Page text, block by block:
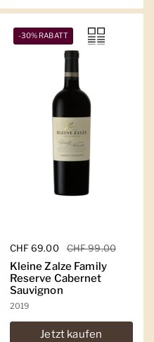
Regulärer Preis
CHF 69.00 Sale-Preis
CHF 99.00
Kleine Zalze Family
Reserve Cabernet
Sauvignon
2019
Jetzt kaufen
-30% RABATT